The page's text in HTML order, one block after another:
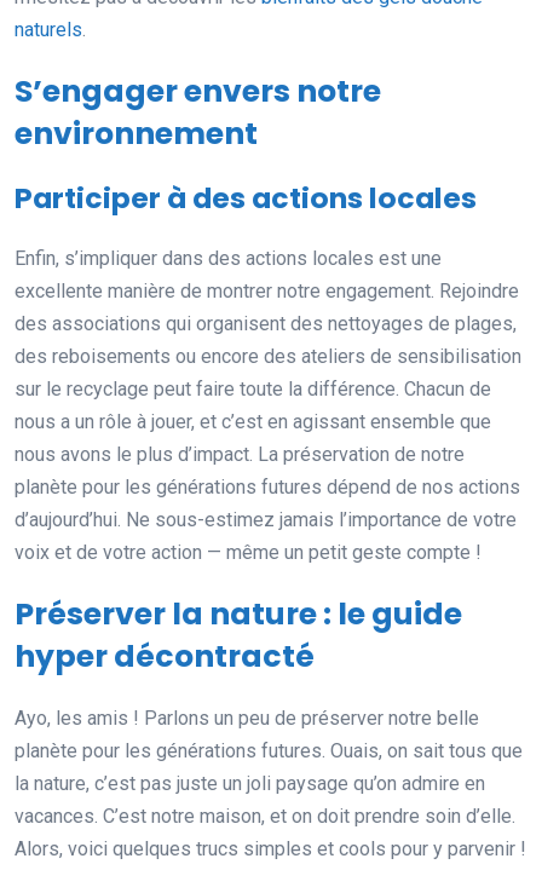
naturels.
S’engager envers notre
environnement
Participer à des actions locales
Enfin, s’impliquer dans des actions locales est une
excellente manière de montrer notre engagement. Rejoindre
des associations qui organisent des nettoyages de plages,
des reboisements ou encore des ateliers de sensibilisation
sur le recyclage peut faire toute la différence. Chacun de
nous a un rôle à jouer, et c’est en agissant ensemble que
nous avons le plus d’impact. La préservation de notre
planète pour les générations futures dépend de nos actions
d’aujourd’hui. Ne sous-estimez jamais l’importance de votre
voix et de votre action — même un petit geste compte !
Préserver la nature : le guide
hyper décontracté
Ayo, les amis ! Parlons un peu de préserver notre belle
planète pour les générations futures. Ouais, on sait tous que
la nature, c’est pas juste un joli paysage qu’on admire en
vacances. C’est notre maison, et on doit prendre soin d’elle.
Alors, voici quelques trucs simples et cools pour y parvenir !